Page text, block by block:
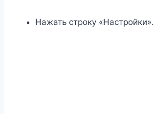
Нажать строку «Настройки».